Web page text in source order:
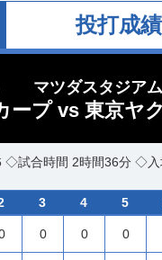
投打成績
マツダスタジアム
ープ vs 東京ヤ
試合時間 2時間36分 ◇入
3 4 5
0 0 0